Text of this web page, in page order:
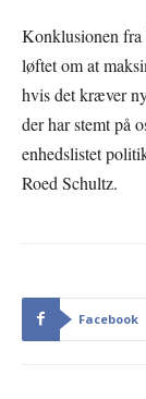
Konklusionen fra
løftet om at
hvis det kræver
der har stemt på
enhedslistet
Roed Schultz.
Facebook